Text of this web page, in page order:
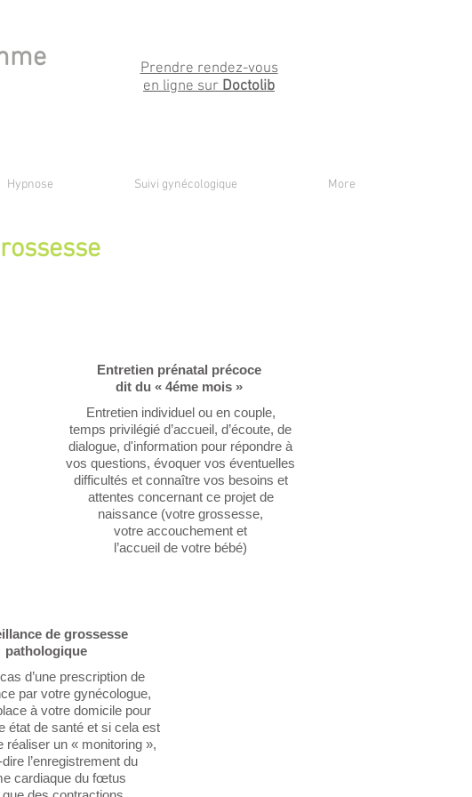
Prendre rendez-vous
en ligne surDoctolib
Hypnose Suivi gynécologique More
Entretien prénatal précoce
dit du « 4éme mois »
Entretien individuel ou en couple,
temps privilégié d’accueil, d’écoute, de
dialogue, d'information pour répondre à
vos questions, évoquer vos éventuelles
difficultés et connaître vos besoins et
attentes concernant ce projet de
naissance (votre grossesse,
votre accouchement et
l’accueil de votre bébé)
de grossesse
pathologique
d’une prescription de
par votre gynécologue,
à votre domicile pour
état de santé et si cela est
réaliser un « monitoring »,
dire l’enregistrement du
cardiaque du fœtus